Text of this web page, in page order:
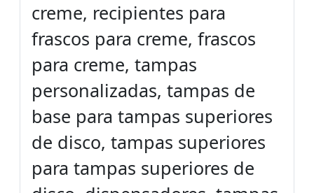
creme, recipientes para
frascos para creme, frascos
para creme, tampas
personalizadas, tampas de
base para tampas superiores
de disco, tampas superiores
para tampas superiores de